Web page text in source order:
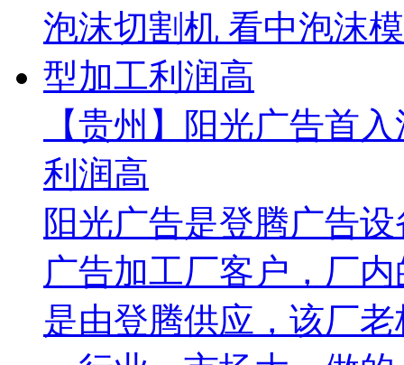
【贵州】阳光广告首
利润高
阳光广告是登腾广告
广告加工厂客户，厂
是由登腾供应，该厂